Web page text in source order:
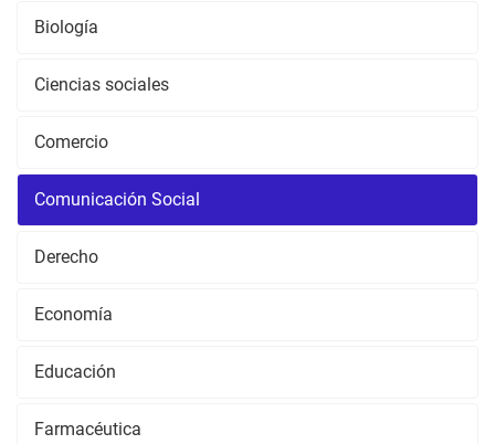
Biología
Ciencias sociales
Comercio
Comunicación Social
Derecho
Economía
Educación
Farmacéutica